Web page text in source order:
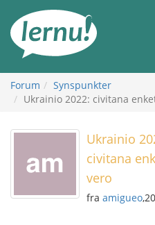
innholdet
Forum
Synspunkter
Ukrainio 2022: civitana
Ukrainio
civitana
vero
fra amigueo